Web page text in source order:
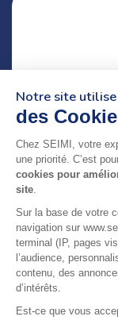
LABELLISÉE
©
Notre site utilise
des
Chez SEIMI, votre
une priorité. C’est
cookies pour
site.
Sur la base de votre
navigation sur
terminal (IP, pages
l’audience,
contenu, des
d’intérêts.
Est-ce que vous